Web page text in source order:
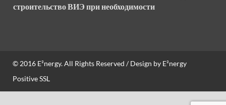
строительство ВИЭ при необходимости
© 2016 E²nergy. All Rights Reserved / Design by E²nergy
Positive SSL